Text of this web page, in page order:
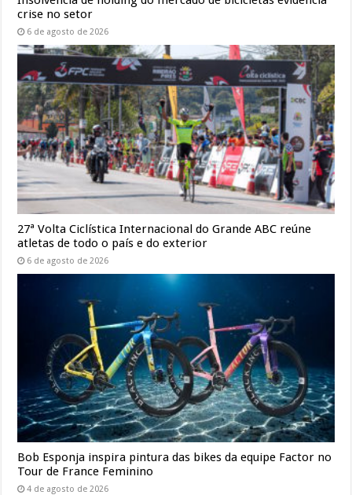
crise no setor
6 de agosto de 2026
27ª Volta Ciclística Internacional do Grande ABC reúne
atletas de todo o país e do exterior
6 de agosto de 2026
Bob Esponja inspira pintura das bikes da equipe Factor no
Tour de France Feminino
4 de agosto de 2026